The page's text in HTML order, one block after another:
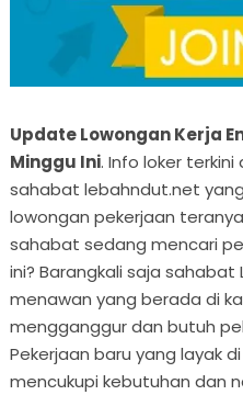
Update Lowongan Kerja
Minggu Ini. Info loker terkini
sahabat lebahndut.net
lowongan pekerjaan
sahabat sedang mencari
ini? Barangkali saja sahabat
menawan yang berada di
mengganggur dan butuh
Pekerjaan baru yang layak
mencukupi kebutuhan dan